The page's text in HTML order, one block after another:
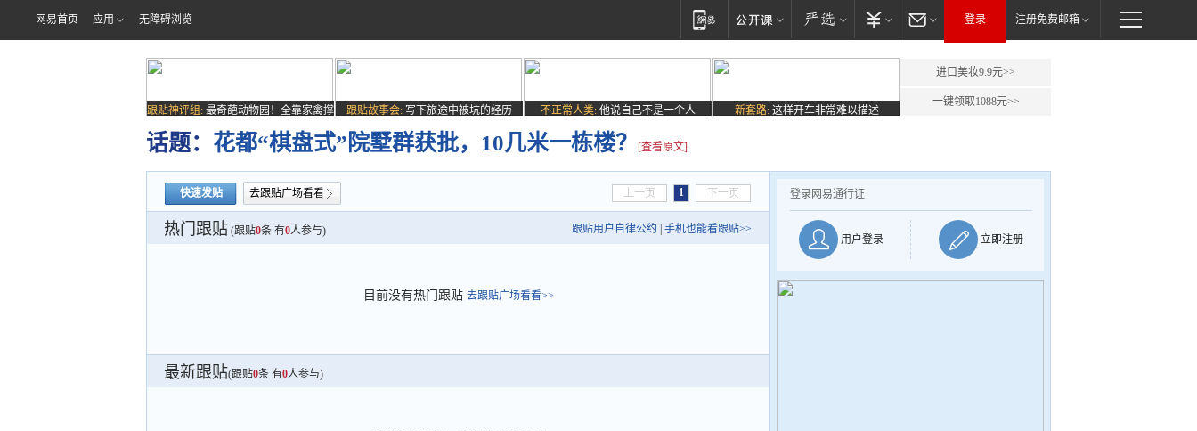
网易首页 应用 无障碍浏览 登录 注册免费邮箱
跟贴神评组: 最奇葩动物园！全靠家禽撑
场子
跟贴故事会: 写下旅途中被坑的经历 不正常人类: 他说自己不是一个人 新套路: 这样开车非常难以描述
进口美妆9.9元>>
一键领取1088元>>
话题： 花都“棋盘式”院墅群获批，10几米一栋楼？ [查看原文]
快速发贴 去跟贴广场看看 上一页 1 下一页
热门跟贴 (跟贴0条 有0人参与) 跟贴用户自律公约 手机也能看跟贴>>
目前没有热门跟贴 去跟贴广场看看>>
最新跟贴(跟贴0条 有0人参与)
登录网易通行证
用户登录 立即注册